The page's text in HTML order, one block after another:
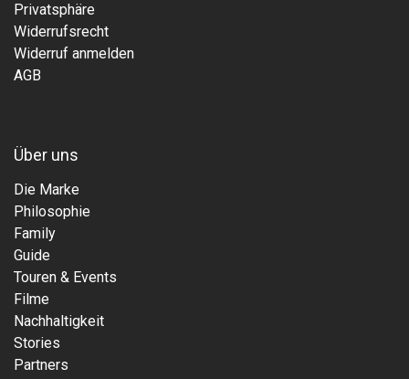
Privatsphäre
Widerrufsrecht
Widerruf anmelden
AGB
Über uns
Die Marke
Philosophie
Family
Guide
Touren & Events
Filme
Nachhaltigkeit
Stories
Partners